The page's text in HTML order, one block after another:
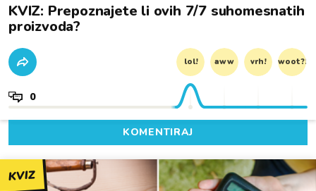
KVIZ: Prepoznajete li ovih 7/7 suhomesnatih
proizvoda?
lol! aww vrh! woot?!
0
KOMENTIRAJ
KVIZ